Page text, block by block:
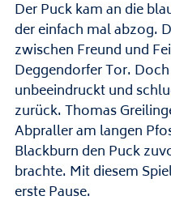
Der Puck kam an die
der einfach mal abzog.
zwischen Freund und
Deggendorfer Tor.
unbeeindruckt und
zurück. Thomas
Abpraller am langen
Blackburn den Puck
brachte. Mit diesem
erste Pause.